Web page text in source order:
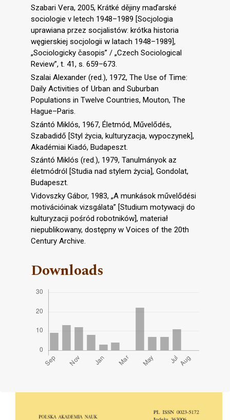
Szabari Vera, 2005, Krátké dějiny maďarské
sociologie v letech 1948–1989 [Socjologia
uprawiana przez socjalistów: krótka historia
węgierskiej socjologii w latach 1948–1989],
„Sociologicky časopis” / „Czech Sociological
Review”, t. 41, s. 659–673.
Szalai Alexander (red.), 1972, The Use of Time:
Daily Activities of Urban and Suburban
Populations in Twelve Countries, Mouton, The
Hague–Paris.
Szántó Miklós, 1967, Életmód, Művelődés,
Szabadidő [Styl życia, kulturyzacja, wypoczynek],
Akadémiai Kiadó, Budapeszt.
Szántó Miklós (red.), 1979, Tanulmányok az
életmódról [Studia nad stylem życia], Gondolat,
Budapeszt.
Vidovszky Gábor, 1983, „A munkások művelődési
motivációinak vizsgálata” [Studium motywacji do
kulturyzacji pośród robotników], materiał
niepublikowany, dostępny w Voices of the 20th
Century Archive.
Downloads